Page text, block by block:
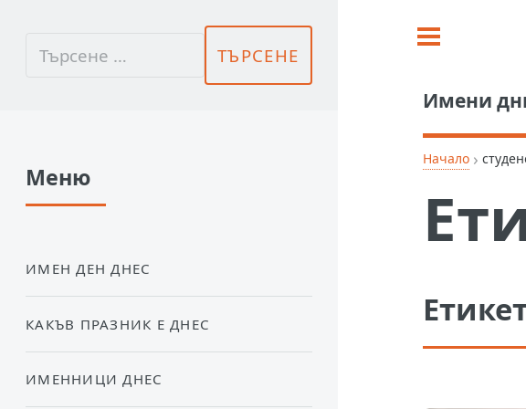
Имени
Начало ›
Меню
ИМЕН ДЕН ДНЕС
КАКЪВ ПРАЗНИК Е ДНЕС
ИМЕННИЦИ ДНЕС